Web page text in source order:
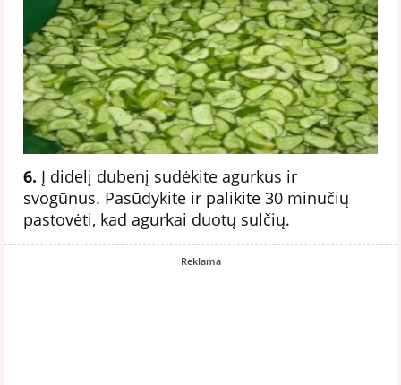
6. Į didelį dubenį sudėkite agurkus ir
svogūnus. Pasūdykite ir palikite 30 minučių
pastovėti, kad agurkai duotų sulčių.
Reklama